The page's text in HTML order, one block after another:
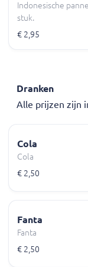
Indonesische
stuk.
€ 2,95
Dranken
Alle prijzen zijn
Cola
Cola
€ 2,50
Fanta
Fanta
€ 2,50